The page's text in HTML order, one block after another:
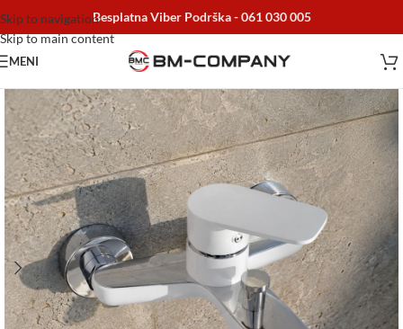
Skip to navigation
Skip to main content
Besplatna Viber Podrška -061 030 005
MENI